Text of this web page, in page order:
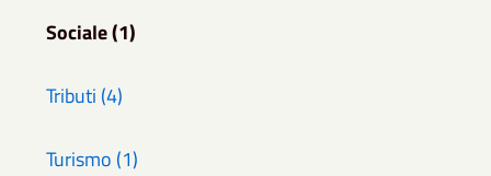
Sociale (1)
Tributi (4)
Turismo (1)